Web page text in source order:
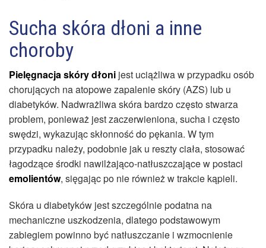
Sucha skóra dłoni a inne
choroby
Pielęgnacja skóry dłoni jest uciążliwa w przypadku osób
chorujących na atopowe zapalenie skóry (AZS) lub u
diabetyków. Nadwrażliwa skóra bardzo często stwarza
problem, ponieważ jest zaczerwieniona, sucha i często
swędzi, wykazując skłonność do pękania. W tym
przypadku należy, podobnie jak u reszty ciała, stosować
łagodzące środki nawilżająco-natłuszczające w postaci
emolientów, sięgając po nie również w trakcie kąpieli.
Skóra u diabetyków jest szczególnie podatna na
mechaniczne uszkodzenia, dlatego podstawowym
zabiegiem powinno być natłuszczanie i wzmocnienie